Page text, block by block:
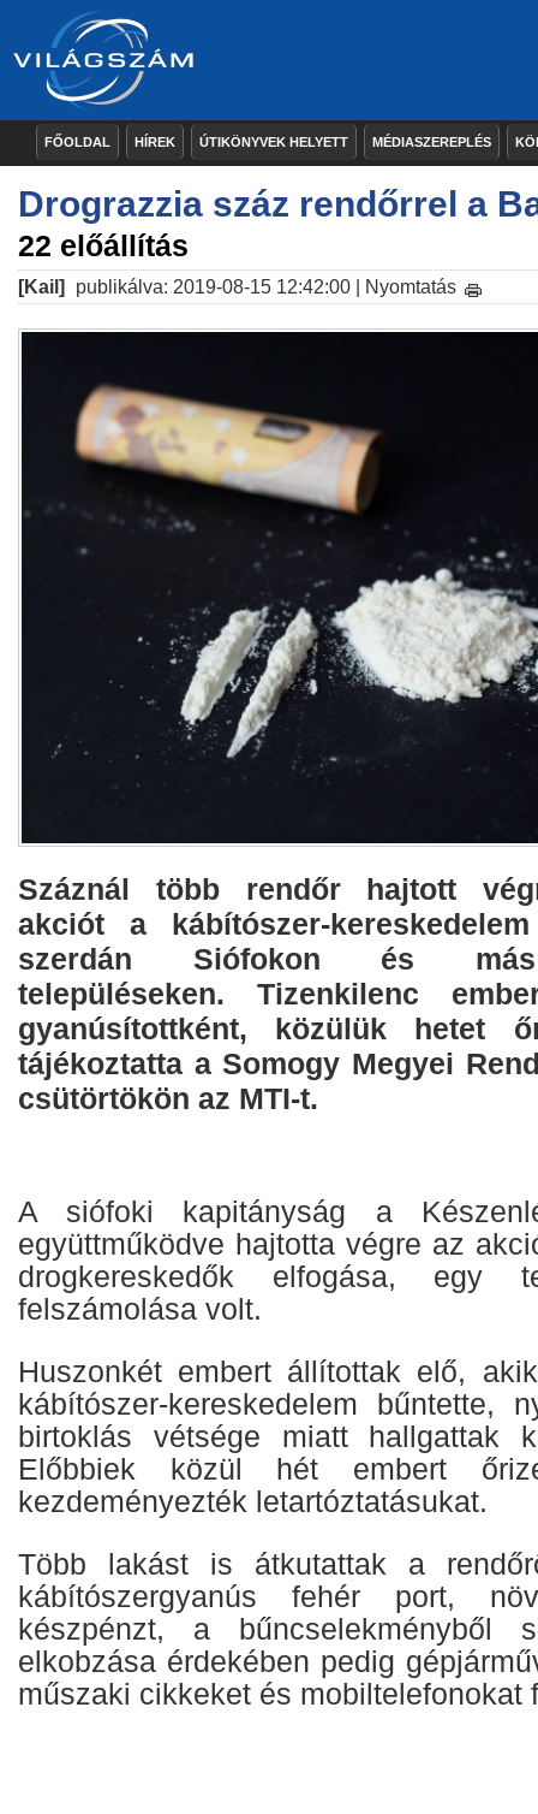
FŐOLDAL HÍREK ÚTIKÖNYVEK HELYETT MÉDIASZEREPLÉS
Drograzzia száz rendőrrel a
22 előállítás
[Kail] publikálva: 2019-08-15 12:42:00 | Nyomtatás
Száznál több rendőr hajtott
akciót a kábítószer-
szerdán Siófokon és más
településeken. Tizenkilenc
gyanúsítottként, közülük hetet
tájékoztatta a Somogy Megyei
csütörtökön az MTI-t.
A siófoki kapitányság a
együttműködve hajtotta végre az
drogkereskedők elfogása, egy
felszámolása volt.
Huszonkét embert állítottak elő,
kábítószer-kereskedelem bűntette,
birtoklás vétsége miatt hallgattak
Előbbiek közül hét embert
kezdeményezték letartóztatásukat.
Több lakást is átkutattak a
kábítószergyanús fehér port,
készpénzt, a bűncselekményből
elkobzása érdekében pedig
műszaki cikkeket és mobiltelefonokat